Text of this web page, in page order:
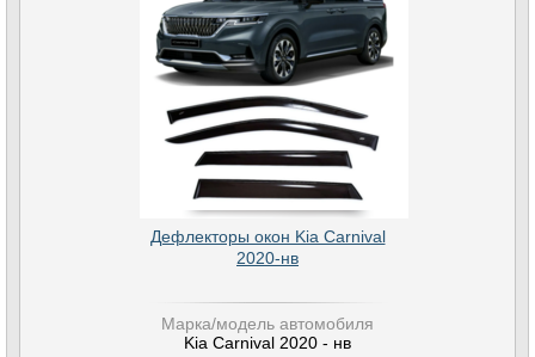
Дефлекторы окон Kia Carnival
2020-нв
Марка/модель автомобиля
Kia Carnival 2020 - нв